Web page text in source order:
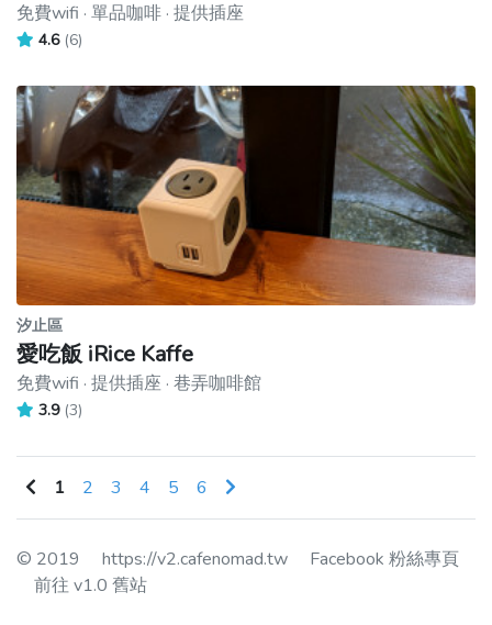
免費wifi · 單品咖啡 · 提供插座
4.6 (6)
汐止區
愛吃飯 iRice Kaffe
免費wifi · 提供插座 · 巷弄咖啡館
3.9 (3)
1 2 3 4 5 6
© 2019 https://v2.cafenomad.tw
Facebook 粉絲專頁
前往 v1.0 舊站